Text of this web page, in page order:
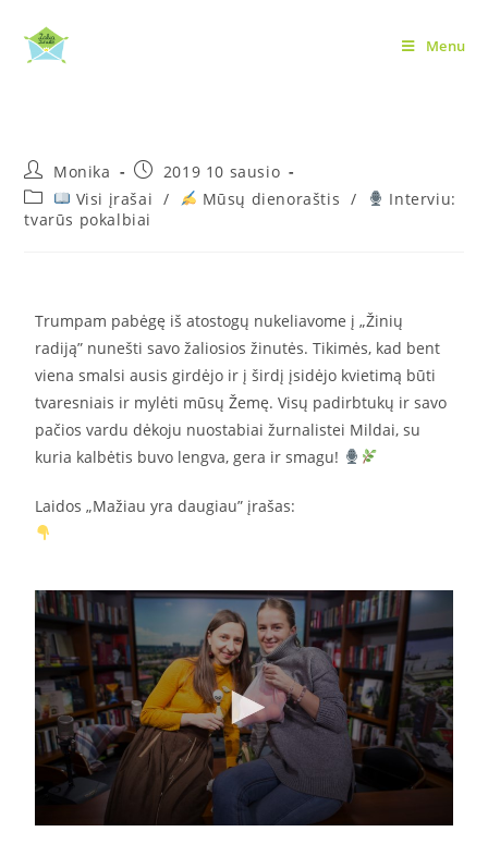
Menu
Monika
2019 10 sausio
Visi įrašai / Mūsų dienoraštis /
Interviu:
tvarūs pokalbiai
Trumpam pabėgę iš atostogų nukeliavome į „Žinių
radiją” nunešti savo žaliosios žinutės. Tikimės, kad bent
viena smalsi ausis girdėjo ir į širdį įsidėjo kvietimą būti
tvaresniais ir mylėti mūsų Žemę. Visų padirbtukų ir savo
pačios vardu dėkoju nuostabiai žurnalistei Mildai, su
kuria kalbėtis buvo lengva, gera ir smagu!
Laidos „Mažiau yra daugiau” įrašas: